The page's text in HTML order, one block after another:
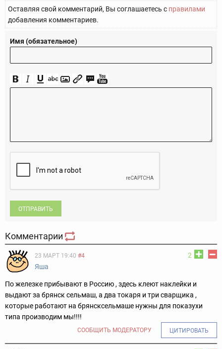
Оставляя свой комментарий, Вы соглашаетесь с правилами
добавления комментариев.
Имя (обязательное)
ОТПРАВИТЬ
Комментарии
2
23 МАРТ 19:40 #4
Яша
По железке прибывают в Россию , здесь клеют наклейки и
выдают за брянск сельмаш, а два токаря и три сварщика ,
которые работают на брянсксельмаше нужны для показухи
типа производим мы!!!!
СООБЩИТЬ МОДЕРАТОРУ ЦИТИРОВАТЬ